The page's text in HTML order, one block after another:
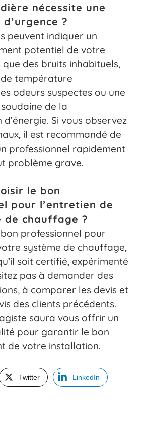
nécessite une
?
peuvent indiquer un
potentiel de votre
des bruits inhabituels,
température
odeurs suspectes ou une
de la
Si vous observez
il est recommandé de
professionnel rapidement
problème grave.
le bon
pour l’entretien de
de chauffage ?
professionnel pour
système de chauffage,
soit certifié, expérimenté
pas à demander des
à comparer les devis et
des clients précédents.
saura vous offrir un
pour garantir le bon
de votre installation.
Twitter LinkedIn